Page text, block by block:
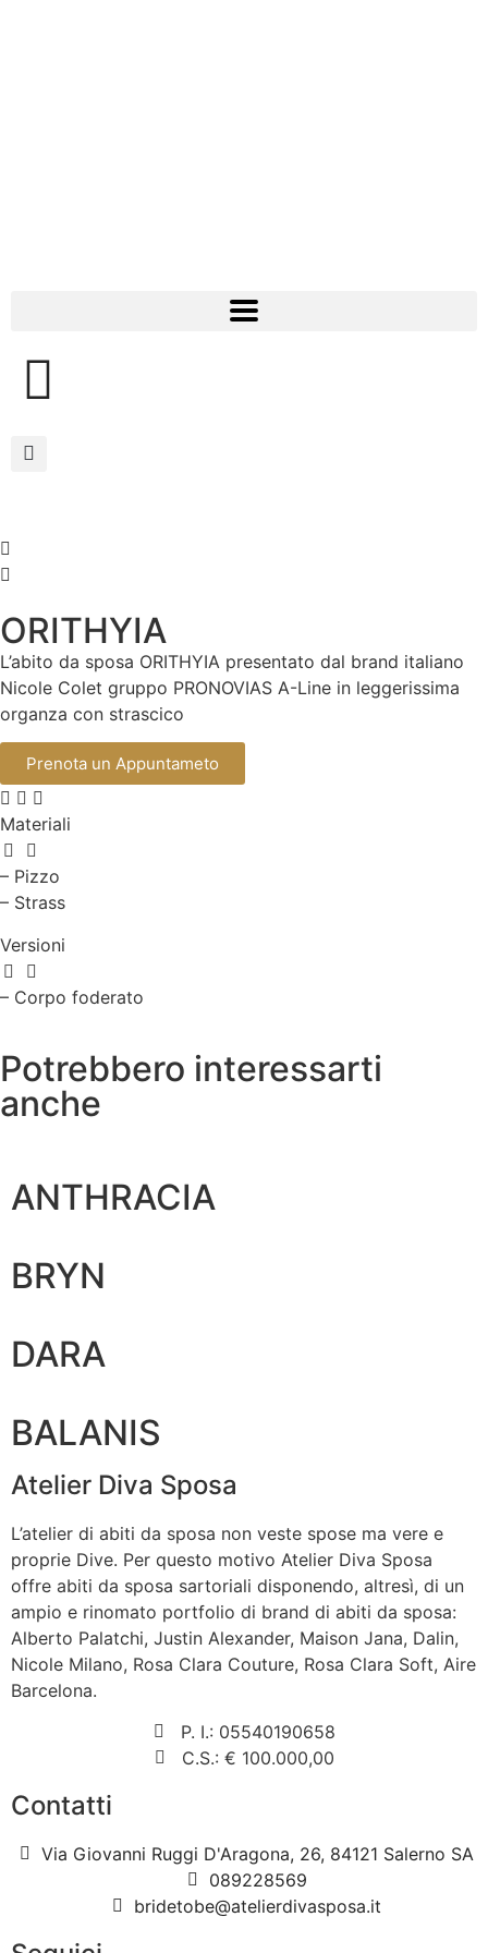
ORITHYIA
L’abito da sposa ORITHYIA presentato dal brand italiano
Nicole Colet gruppo PRONOVIAS A-Line in leggerissima
organza con strascico
Prenota un Appuntameto
Materiali
– Pizzo
– Strass
Versioni
– Corpo foderato
Potrebbero interessarti
anche
ANTHRACIA
BRYN
DARA
BALANIS
Atelier Diva Sposa
L’atelier di abiti da sposa non veste spose ma vere e
proprie Dive. Per questo motivo Atelier Diva Sposa
offre abiti da sposa sartoriali disponendo, altresì, di un
ampio e rinomato portfolio di brand di abiti da sposa:
Alberto Palatchi, Justin Alexander, Maison Jana, Dalin,
Nicole Milano, Rosa Clara Couture, Rosa Clara Soft, Aire
Barcelona.
P. I.: 05540190658
C.S.: € 100.000,00
Contatti
Via Giovanni Ruggi D'Aragona, 26, 84121 Salerno SA
089228569
bridetobe@atelierdivasposa.it